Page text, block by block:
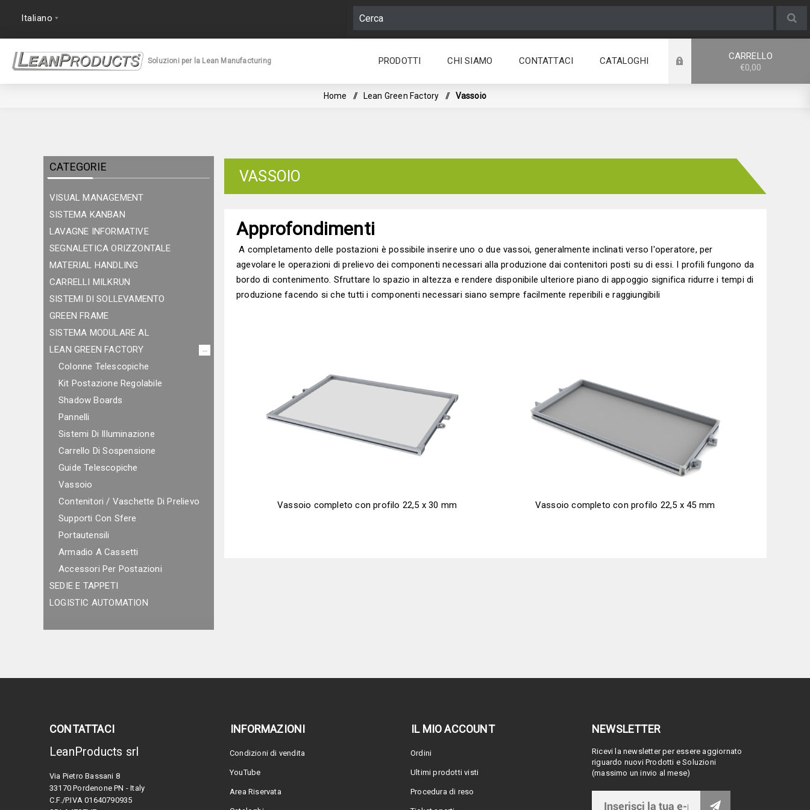
Soluzioni per la Lean Manufacturing PRODOTTI CHI SIAMO CONTATTACI CATALOGHI
CARRELLO
€0,00
Home / Lean Green Factory / Vassoio
VASSOIO
Approfondimenti
A completamento delle postazioni è possibile inserire uno o due vassoi, generalmente inclinati verso l'operatore, per
agevolare le operazioni di prelievo dei componenti necessari alla produzione dai contenitori posti su di essi. I profili fungono da
bordo di contenimento. Sfruttare lo spazio in altezza e rendere disponibile ulteriore piano di appoggio significa ridurre i tempi di
produzione facendo si che tutti i componenti necessari siano sempre facilmente reperibili e raggiungibili
Vassoio completo con profilo 22,5 x 30 mm Vassoio completo con profilo 22,5 x 45 mm
CATEGORIE
VISUAL MANAGEMENT
SISTEMA KANBAN
LAVAGNE INFORMATIVE
SEGNALETICA ORIZZONTALE
MATERIAL HANDLING
CARRELLI MILKRUN
SISTEMI DI SOLLEVAMENTO
GREEN FRAME
SISTEMA MODULARE AL
LEAN GREEN FACTORY
Colonne Telescopiche
Kit Postazione Regolabile
Shadow Boards
Pannelli
Sistemi Di Illuminazione
Carrello Di Sospensione
Guide Telescopiche
Vassoio
Contenitori / Vaschette Di Prelievo
Supporti Con Sfere
Portautensili
Armadio A Cassetti
Accessori Per Postazioni
SEDIE E TAPPETI
LOGISTIC AUTOMATION
CONTATTACI
LeanProducts srl
Via Pietro Bassani 8
33170 Pordenone PN - Italy
C.F./P.IVA 01640790935
INFORMAZIONI
Condizioni di vendita
YouTube
Area Riservata
IL MIO ACCOUNT
Ordini
Ultimi prodotti visti
Procedura di reso
NEWSLETTER
Ricevi la newsletter per essere aggiornato
riguardo nuovi Prodotti e Soluzioni
(massimo un invio al mese)